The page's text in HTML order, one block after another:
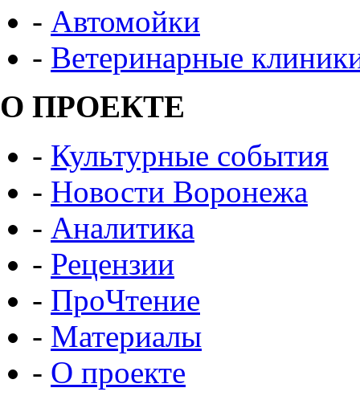
- Автомойки
- Ветеринарные
О ПРОЕКТЕ
- Культурные события
- Новости Воронежа
- Аналитика
- Рецензии
- ПроЧтение
- Материалы
- О проекте